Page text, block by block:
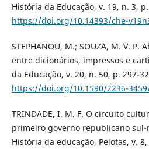
História da Educação, v. 19, n. 3,
https://doi.org/10.14393/che-
STEPHANOU, M.; SOUZA, M. V. P.
entre dicionários, impressos e
da Educação, v. 20, n. 50, p. 297-
https://doi.org/10.1590/2236-
TRINDADE, I. M. F. O circuito
primeiro governo republicano sul-
História da educação, Pelotas, v.